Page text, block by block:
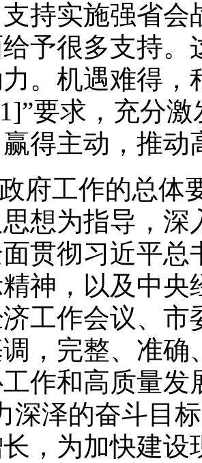
持实施强省
予很多支持。
。机遇难得，
要求，充分
得主动，推动
府工作的总体
想为指导，深
贯彻习近平总
神，以及中央
工作会议、市
，完整、准确
作和高质量发
深泽的奋斗目
，为加快建设